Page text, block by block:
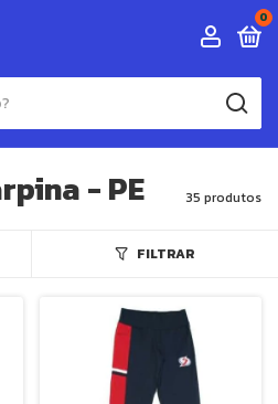
0
- PE 35 produtos
FILTRAR